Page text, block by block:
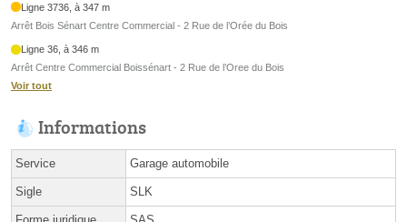
Ligne 3736, à 347 m
Arrêt Bois Sénart Centre Commercial - 2 Rue de l’Orée du Bois
Ligne 36, à 346 m
Arrêt Centre Commercial Boissénart - 2 Rue de l’Oree du Bois
Voir tout
Informations
Service Garage automobile
Sigle SLK